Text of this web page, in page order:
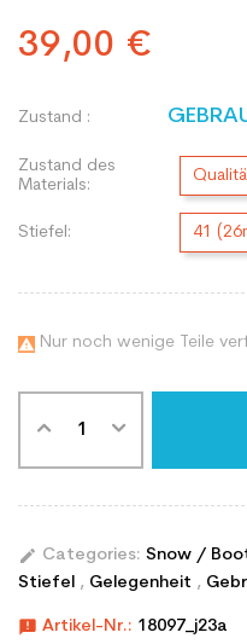
39,00 €
Zustand :
Zustand des
Materials:
Stiefel: 41
 Nur noch wenige Teile
edit Categories: Snow /
Stiefel , Gelegenheit ,
announcement Artikel-Nr.: 18097_j23a